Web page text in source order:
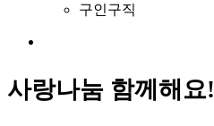
구인구직
사랑나눔 함께해요!